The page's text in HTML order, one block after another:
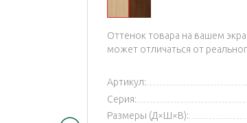
Оттенок товара на вашем
может отличаться от
Артикул:
Серия:
Размеры (Д×Ш×В):